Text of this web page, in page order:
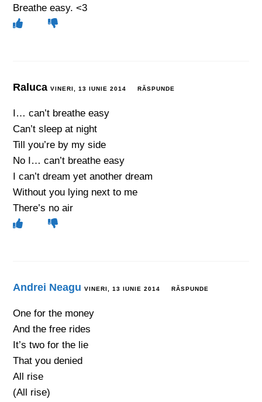
Breathe easy. <3
RalucaVINERI, 13 IUNIE 2014 RĂSPUNDE
I… can’t breathe easy
Can’t sleep at night
Till you’re by my side
No I… can’t breathe easy
I can’t dream yet another dream
Without you lying next to me
There’s no air
Andrei Neagu VINERI, 13 IUNIE 2014 RĂSPUNDE
One for the money
And the free rides
It’s two for the lie
That you denied
All rise
(All rise)